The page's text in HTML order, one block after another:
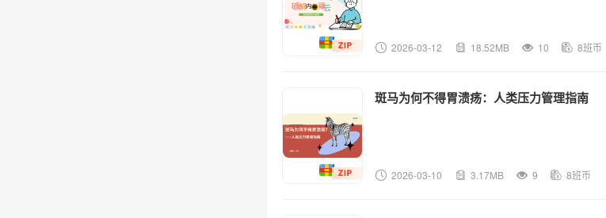
2026-03-12 18.52MB 10 8班币
斑马为何不得胃溃疡：人类压力管理指南
2026-03-10 3.17MB 9 8班币